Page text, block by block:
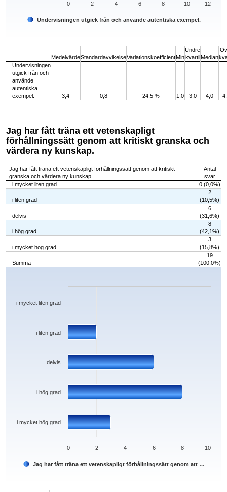
Undervisningen utgick från och använde autentiska exempel.
0 2 4 6 8 10 12
MedelvärdeStandardavvikelseVariationskoefficientMin
Undre
kvartilMedian
Undervisningen
utgick från och
använde
autentiska
exempel.
3,4 0,8 24,5 % 1,0 3,0 4,0
Jag har fått träna ett vetenskapligt
förhållningssätt genom att kritiskt granska och
värdera ny kunskap.
Jag har fått träna ett vetenskapligt förhållningssätt genom att kritiskt
granska och värdera ny kunskap.
Antal
svar
i mycket liten grad
0 (0,0%)
i liten grad
2
(10,5%)
delvis
6
(31,6%)
i hög grad
8
(42,1%)
i mycket hög grad
3
(15,8%)
Summa
19
(100,0%)
Chart
The chart has 1 X axis displaying categories.
Jag har fått träna ett vetenskapligt förhållningssätt genom att …
i mycket hög grad
i hög grad
delvis
i liten grad
i mycket liten grad
0 2 4 6 8 10